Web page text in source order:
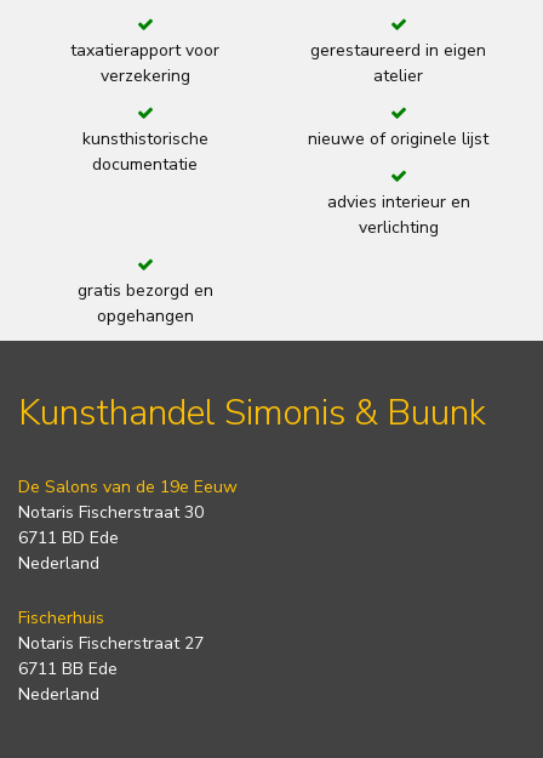
taxatierapport voor
verzekering
gerestaureerd in eigen
atelier
kunsthistorische
documentatie
nieuwe of originele lijst
advies interieur en
verlichting
gratis bezorgd en
opgehangen
Kunsthandel Simonis & Buunk
De Salons van de 19e Eeuw
Notaris Fischerstraat 30
6711 BD Ede
Nederland
Fischerhuis
Notaris Fischerstraat 27
6711 BB Ede
Nederland